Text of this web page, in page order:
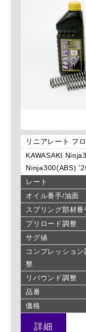
リニアレート フ
KAWASAKI
Ninja300(ABS)
レート
オイル番手/油面
スプリング部材番
プリロード調整
サグ値
コンプレッション
整
リバウンド調整
品番
価格
詳細